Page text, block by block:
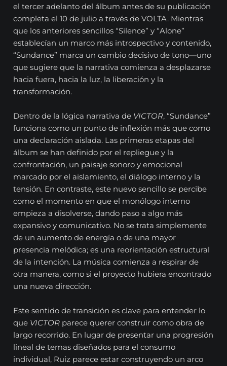
el tercer adelanto del álbum antes de su publicación
completa el 10 de julio a través de VOLTA. Mientras
que los anteriores sencillos “Silence” y “Alone”
establecían un marco más introspectivo y contenido,
“Sundance” marca un cambio decisivo de tono—uno
que sugiere que la narrativa comienza a desplazarse
hacia fuera, hacia la luz, la liberación y la
transformación.
Dentro de la lógica narrativa de VICTOR, “Sundance”
funciona como un punto de inflexión más que como
una declaración aislada. Las primeras etapas del
álbum se han definido por el repliegue y la
confrontación, un paisaje sonoro y emocional
marcado por el aislamiento, el diálogo interno y la
tensión. En contraste, este nuevo sencillo se percibe
como el momento en que el monólogo interno
empieza a disolverse, dando paso a algo más
expansivo y comunicativo. No se trata simplemente
de un aumento de energía o de una mayor
presencia melódica; es una reorientación estructural
de la intención. La música comienza a respirar de
otra manera, como si el proyecto hubiera encontrado
una nueva dirección.
Este sentido de transición es clave para entender lo
que VICTOR parece querer construir como obra de
largo recorrido. En lugar de presentar una progresión
lineal de temas diseñados para el consumo
individual, Ruiz parece estar construyendo un arco